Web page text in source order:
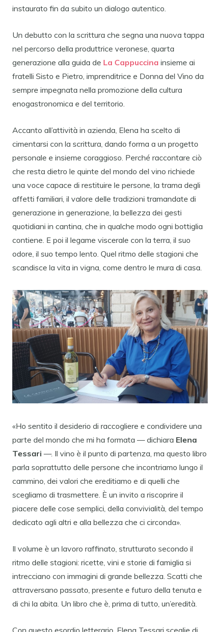
instaurato fin da subito un dialogo autentico.
Un debutto con la scrittura che segna una nuova tappa
nel percorso della produttrice veronese, quarta
generazione alla guida de La Cappuccina insieme ai
fratelli Sisto e Pietro, imprenditrice e Donna del Vino da
sempre impegnata nella promozione della cultura
enogastronomica e del territorio.
Accanto all’attività in azienda, Elena ha scelto di
cimentarsi con la scrittura, dando forma a un progetto
personale e insieme coraggioso. Perché raccontare ciò
che resta dietro le quinte del mondo del vino richiede
una voce capace di restituire le persone, la trama degli
affetti familiari, il valore delle tradizioni tramandate di
generazione in generazione, la bellezza dei gesti
quotidiani in cantina, che in qualche modo ogni bottiglia
contiene. E poi il legame viscerale con la terra, il suo
odore, il suo tempo lento. Quel ritmo delle stagioni che
scandisce la vita in vigna, come dentro le mura di casa.
«Ho sentito il desiderio di raccogliere e condividere una
parte del mondo che mi ha formata — dichiara Elena
Tessari —. Il vino è il punto di partenza, ma questo libro
parla soprattutto delle persone che incontriamo lungo il
cammino, dei valori che ereditiamo e di quelli che
scegliamo di trasmettere. È un invito a riscoprire il
piacere delle cose semplici, della convivialità, del tempo
dedicato agli altri e alla bellezza che ci circonda».
Il volume è un lavoro raffinato, strutturato secondo il
ritmo delle stagioni: ricette, vini e storie di famiglia si
intrecciano con immagini di grande bellezza. Scatti che
attraversano passato, presente e futuro della tenuta e
di chi la abita. Un libro che è, prima di tutto, un’eredità.
Con questo esordio letterario, Elena Tessari sceglie di